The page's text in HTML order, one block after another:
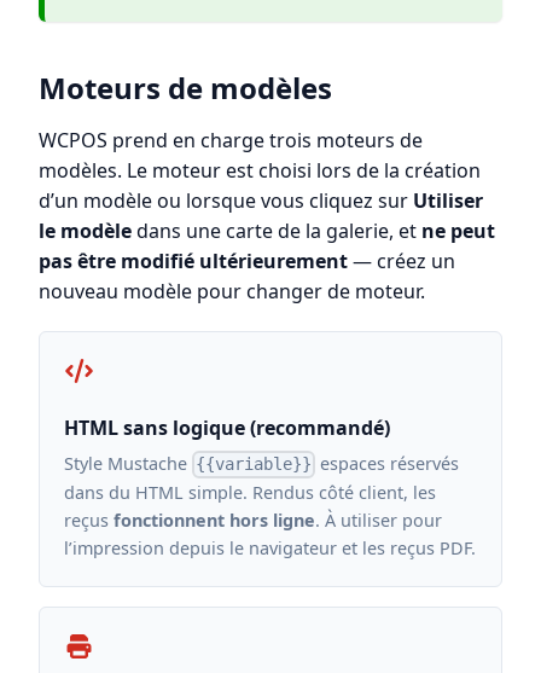
Moteurs de modèles
WCPOS prend en charge trois moteurs de
modèles. Le moteur est choisi lors de la création
d’un modèle ou lorsque vous cliquez sur Utiliser
le modèledans une carte de la galerie, et ne peut
pas être modifié ultérieurement— créez un
nouveau modèle pour changer de moteur.
HTML sans logique (recommandé)
Style Mustache {{variable}} espaces réservés
dans du HTML simple. Rendus côté client, les
reçus fonctionnent hors ligne. À utiliser pour
l’impression depuis le navigateur et les reçus PDF.